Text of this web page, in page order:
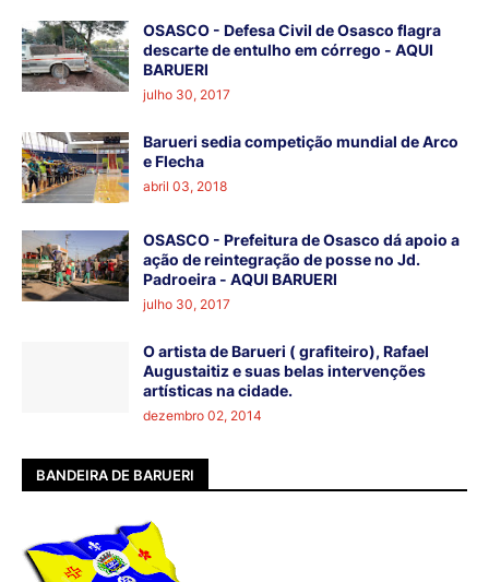
OSASCO - Defesa Civil de Osasco flagra
descarte de entulho em córrego - AQUI
BARUERI
julho 30, 2017
Barueri sedia competição mundial de Arco
e Flecha
abril 03, 2018
OSASCO - Prefeitura de Osasco dá apoio a
ação de reintegração de posse no Jd.
Padroeira - AQUI BARUERI
julho 30, 2017
O artista de Barueri ( grafiteiro), Rafael
Augustaitiz e suas belas intervenções
artísticas na cidade.
dezembro 02, 2014
BANDEIRA DE BARUERI